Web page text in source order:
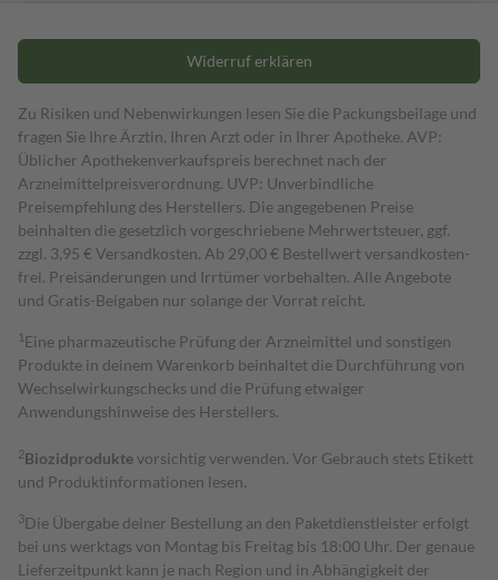
Widerruf erklären
Zu Risiken und Nebenwirkungen lesen Sie die Packungsbeilage und
fragen Sie Ihre Ärztin, Ihren Arzt oder in Ihrer Apotheke. AVP:
Üblicher Apothekenverkaufspreis berechnet nach der
Arzneimittelpreisverordnung. UVP: Unverbindliche
Preisempfehlung des Herstellers. Die angegebenen Preise
beinhalten die gesetzlich vorgeschriebene Mehrwertsteuer, ggf.
zzgl. 3,95 € Versandkosten. Ab 29,00 € Bestell­wert versand­kosten­
frei. Preisänderungen und Irrtümer vorbehalten. Alle Angebote
und Gratis-Beigaben nur solange der Vorrat reicht.
1 Eine pharmazeutische Prüfung der Arzneimittel und sonstigen
Produkte in deinem Warenkorb beinhaltet die Durchführung von
Wechselwirkungschecks und die Prüfung etwaiger
Anwendungshinweise des Herstellers.
2Biozidproduktevorsichtig verwenden. Vor Gebrauch stets Etikett
und Produktinformationen lesen.
3Die Übergabe deiner Bestellung an den Paketdienstleister erfolgt
bei uns werktags von Montag bis Freitag bis 18:00 Uhr. Der genaue
Lieferzeitpunkt kann je nach Region und in Abhängigkeit der